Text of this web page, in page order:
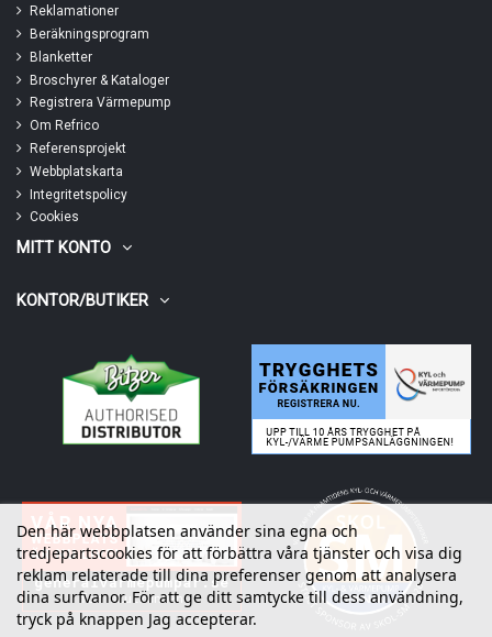
Reklamationer
Beräkningsprogram
Blanketter
Broschyrer & Kataloger
Registrera Värmepump
Om Refrico
Referensprojekt
Webbplatskarta
Integritetspolicy
Cookies
MITT KONTO
KONTOR/BUTIKER
Den här webbplatsen använder sina egna och
tredjepartscookies för att förbättra våra tjänster och visa dig
reklam relaterade till dina preferenser genom att analysera
dina surfvanor. För att ge ditt samtycke till dess användning,
tryck på knappen Jag accepterar.